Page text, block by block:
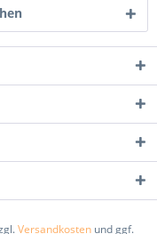
Versandkosten und ggf.